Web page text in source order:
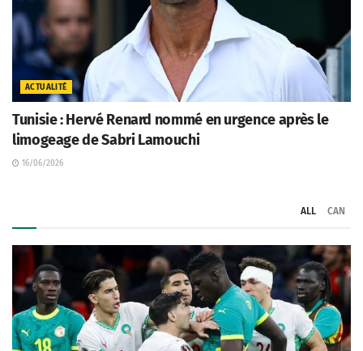
ACTUALITÉ
Tunisie : Hervé Renard nommé en urgence après le
limogeage de Sabri Lamouchi
16/06/2026
ALL CAN